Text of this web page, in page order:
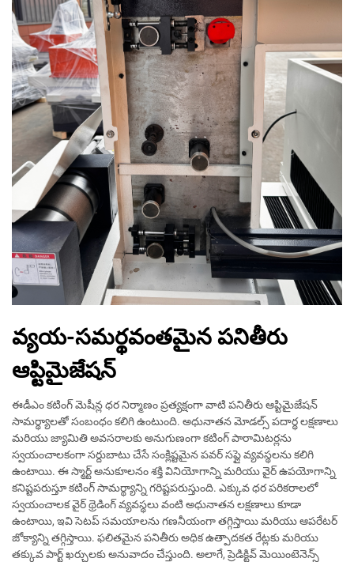
వ్యయ-సమర్థవంతమైన పనితీరు
ఆప్టిమైజేషన్
ఈడీఎం కటింగ్ మెషీన్ల ధర నిర్మాణం ప్రత్యక్షంగా వాటి పనితీరు ఆప్టిమైజేషన్
సామర్థ్యాలతో సంబంధం కలిగి ఉంటుంది. అధునాతన మోడల్స్ పదార్థ లక్షణాలు
మరియు జ్యామితి అవసరాలకు అనుగుణంగా కటింగ్ పారామిటర్లను
స్వయంచాలకంగా సర్దుబాటు చేసే సంక్లిష్టమైన పవర్ సప్లై వ్యవస్థలను కలిగి
ఉంటాయి. ఈ స్మార్ట్ అనుకూలనం శక్తి వినియోగాన్ని మరియు వైర్ ఉపయోగాన్ని
కనిష్టపరుస్తూ కటింగ్ సామర్థ్యాన్ని గరిష్టపరుస్తుంది. ఎక్కువ ధర పరికరాలలో
స్వయంచాలక వైర్ థ్రెడింగ్ వ్యవస్థలు వంటి అధునాతన లక్షణాలు కూడా
ఉంటాయి, ఇవి సెటప్ సమయాలను గణనీయంగా తగ్గిస్తాయి మరియు ఆపరేటర్
జోక్యాన్ని తగ్గిస్తాయి. ఫలితమైన పనితీరు అధిక ఉత్పాదకత రేట్లకు మరియు
తక్కువ పార్ట్ ఖర్చులకు అనువాదం చేస్తుంది. అలాగే, ప్రెడిక్టివ్ మెయింటెనెన్స్